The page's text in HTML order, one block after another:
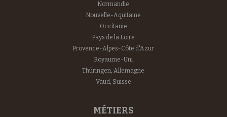
Normandie
Nouvelle-Aquitaine
Occitanie
Pays de la Loire
Provence-Alpes-Côte d'Azur
Royaume-Uni
Thüringen, Allemagne
Vaud, Suisse
MÉTIERS